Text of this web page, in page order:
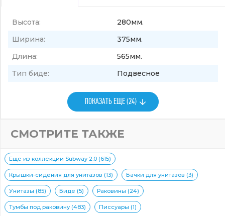
Высота:
280мм.
Ширина:
375мм.
Длина:
565мм.
Тип биде:
Подвесное
ПОКАЗАТЬ ЕЩЕ (24)
СМОТРИТЕ ТАКЖЕ
Еще из коллекции Subway 2.0 (615)
Крышки-сидения для унитазов (13) Бачки для унитазов (3)
Унитазы (85) Биде (5) Раковины (24)
Тумбы под раковину (483) Писсуары (1)